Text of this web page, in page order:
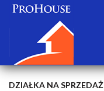
DZIAŁKA NA SPRZEDAŻ